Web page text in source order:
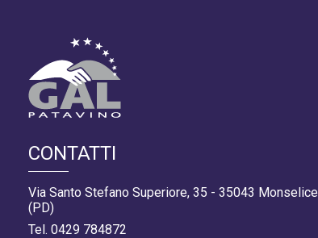
CONTATTI
Via Santo Stefano Superiore, 35 - 35043 Monselice
(PD)
Tel. 0429 784872